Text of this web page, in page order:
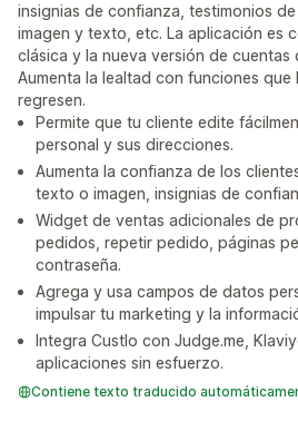
insignias de confianza, testimonios
imagen y texto, etc. La aplicación es
clásica y la nueva versión de cuentas
Aumenta la lealtad con funciones que
regresen.
Permite que tu cliente edite
personal y sus direcciones.
Aumenta la confianza de los
texto o imagen, insignias de
Widget de ventas adicionales de
pedidos, repetir pedido, páginas
contraseña.
Agrega y usa campos de datos
impulsar tu marketing y la
Integra Custlo con Judge.me,
aplicaciones sin esfuerzo.
Contiene texto traducido